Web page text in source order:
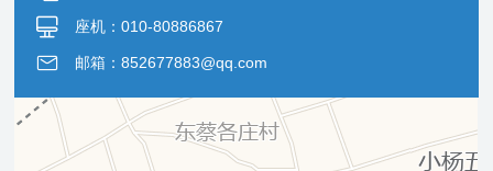
座机：010-80886867
邮箱：852677883@qq.com